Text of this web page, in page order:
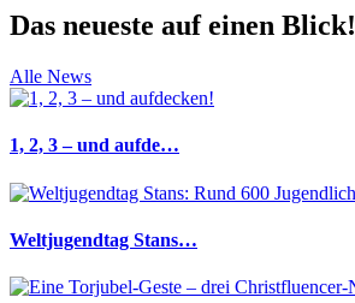
Das neueste auf einen Blick!
Alle News
1, 2, 3 – und aufde…
Weltjugendtag Stans…